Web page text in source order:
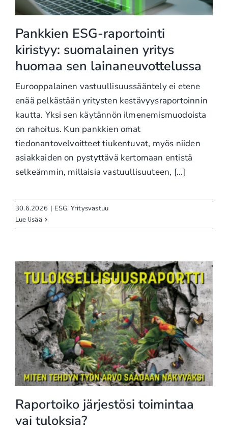
Pankkien ESG-raportointi
kiristyy: suomalainen yritys
huomaa sen lainaneuvottelussa
Eurooppalainen vastuullisuussääntely ei etene
enää pelkästään yritysten kestävyysraportoinnin
kautta. Yksi sen käytännön ilmenemismuodoista
on rahoitus. Kun pankkien omat
tiedonantovelvoitteet tiukentuvat, myös niiden
asiakkaiden on pystyttävä kertomaan entistä
selkeämmin, millaisia vastuullisuuteen, [...]
30.6.2026 | ESG, Yritysvastuu
Lue lisää
Raportoiko järjestösi toimintaa
vai tuloksia?